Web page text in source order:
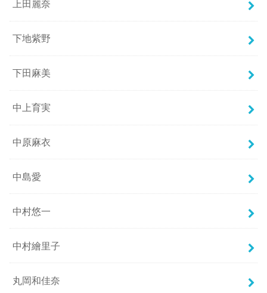
上田麗奈
下地紫野
下田麻美
中上育実
中原麻衣
中島愛
中村悠一
中村繪里子
丸岡和佳奈